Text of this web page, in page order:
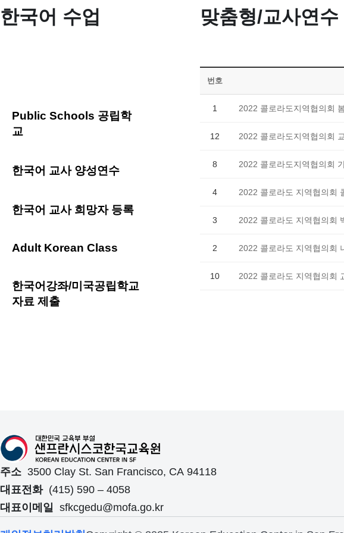
한국어 수업
Public Schools 공립학
교
한국어 교사 양성연수
한국어 교사 희망자 등록
Adult Korean Class
한국어강좌/미국공립학교
자료 제출
맞춤형/교사연
번호
1 2022 콜로라도지역협의회
12 2022 콜로라도지역협의회
8 2022 콜로라도지역협의회
4 2022 콜로라도 지역협의회
3 2022 콜로라도 지역협의회
2 2022 콜로라도 지역협의회
10 2022 콜로라도 지역협의회
주소 3500 Clay St. San Francisco, CA 94118
대표전화(415) 590 – 4058
대표이메일
sfkcgedu@mofa.go.kr